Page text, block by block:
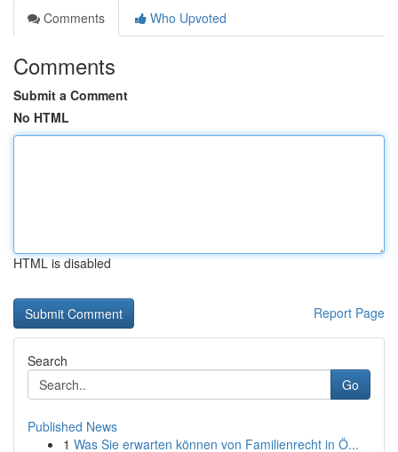
Comments
Who Upvoted
Comments
Submit a Comment
No HTML
HTML is disabled
Report Page
Search
Go
Published News
1 Was Sie erwarten können von Familienrecht in Ö...